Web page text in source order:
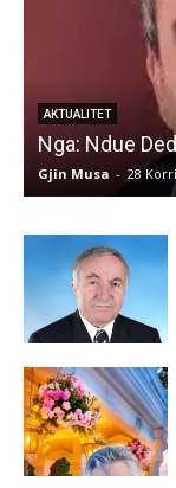
AKTUALITET
Nga: Ndue
Gjin Musa - 28